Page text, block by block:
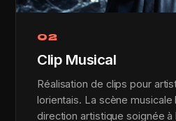
02
Clip Musical
Réalisation de clips pour
lorientais. La scène
direction artistique soignée à